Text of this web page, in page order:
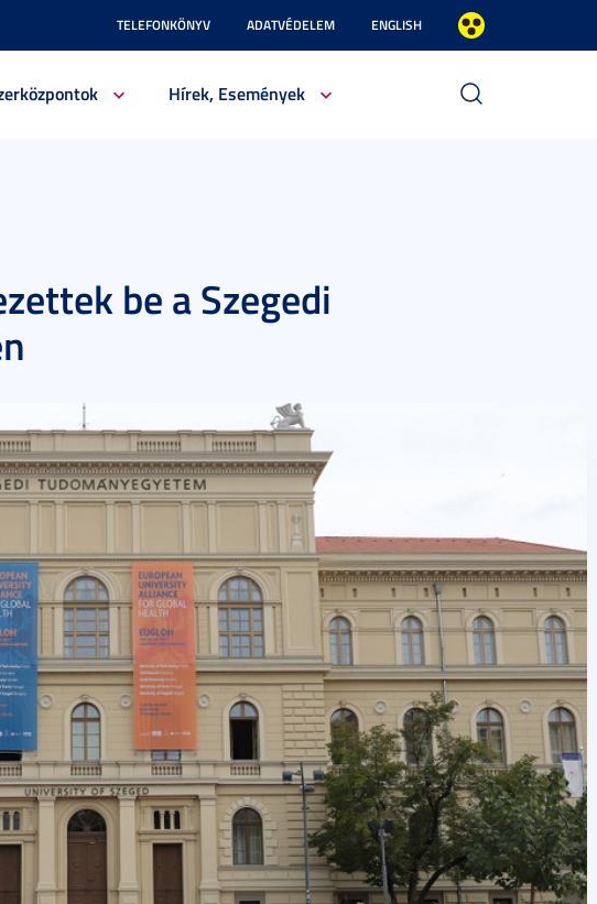
TELEFONKÖNYV ADATVÉDELEM ENGLISH
Hírek, Események
be a Szegedi